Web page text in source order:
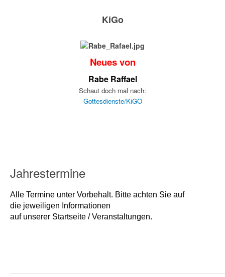
KiGo
Neues von
Rabe Raffael
Schaut doch mal nach:
Gottesdienste/KiGO
Jahrestermine
Alle Termine unter Vorbehalt. Bitte achten Sie auf
die jeweiligen Informationen
auf unserer Startseite / Veranstaltungen.